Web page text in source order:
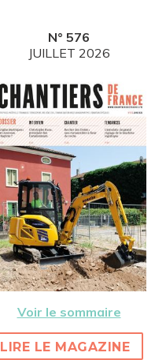
N° 576
JUILLET 2026
Voir le sommaire
LIRE LE MAGAZINE